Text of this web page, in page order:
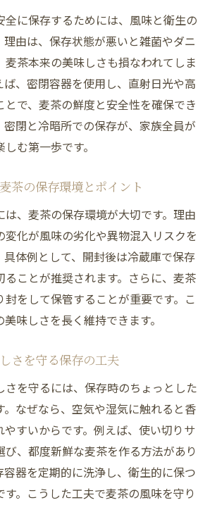
全に保存するためには、風味と衛生の
理由は、保存状態が悪いと雑菌やダニ
麦茶本来の美味しさも損なわれてしま
ば、密閉容器を使用し、直射日光や高
とで、麦茶の鮮度と安全性を確保でき
密閉と冷暗所での保存が、家族全員が
む第一歩です。
茶の保存環境とポイント
は、麦茶の保存環境が大切です。理由
変化が風味の劣化や異物混入リスクを
具体例として、開封後は冷蔵庫で保存
ることが推奨されます。さらに、麦茶
封をして保管することが重要です。こ
味しさを長く維持できます。
さを守る保存の工夫
さを守るには、保存時のちょっとした
。なぜなら、空気や湿気に触れると香
やすいからです。例えば、使い切りサ
び、都度新鮮な麦茶を作る方法があり
容器を定期的に洗浄し、衛生的に保つ
す。こうした工夫で麦茶の風味を守り